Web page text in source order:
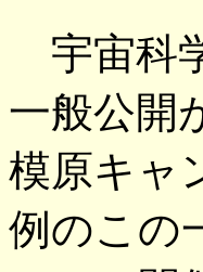
宇宙科
一般公開
模原キャ
例のこの